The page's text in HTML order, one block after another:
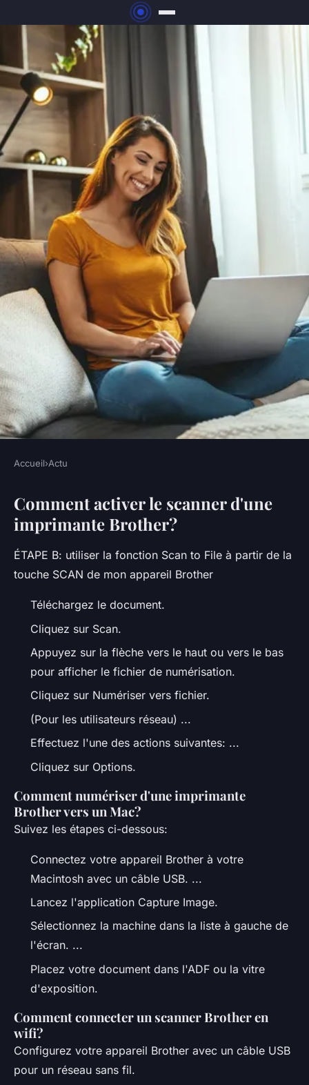
Comment connecter le
scanner Brother à l'ordinateur
?
5 octobre 2022 • 3 min de lecture
Accueil›Actu
Comment activer le scanner d'une
imprimante Brother?
ÉTAPE B: utiliser la fonction Scan to File à partir de la
touche SCAN de mon appareil Brother
Téléchargez le document.
Cliquez sur Scan.
Appuyez sur la flèche vers le haut ou vers le bas
pour afficher le fichier de numérisation.
Cliquez sur Numériser vers fichier.
(Pour les utilisateurs réseau) ...
Effectuez l'une des actions suivantes: ...
Cliquez sur Options.
Comment numériser d'une imprimante
Brother vers un Mac?
Suivez les étapes ci-dessous:
Connectez votre appareil Brother à votre
Macintosh avec un câble USB. ...
Lancez l'application Capture Image.
Sélectionnez la machine dans la liste à gauche de
l'écran. ...
Placez votre document dans l'ADF ou la vitre
d'exposition.
Comment connecter un scanner Brother en
wifi?
Configurez votre appareil Brother avec un câble USB
pour un réseau sans fil.